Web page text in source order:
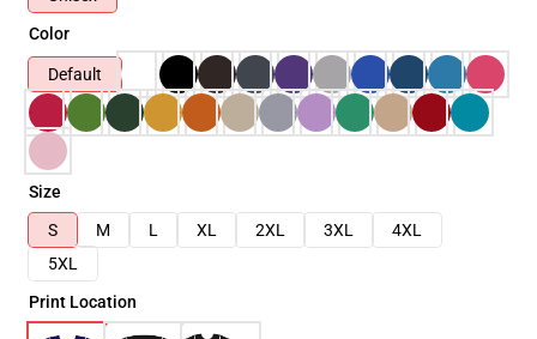
Color
Default
Size
S
M L XL 2XL 3XL
4XL
5XL
Print Location